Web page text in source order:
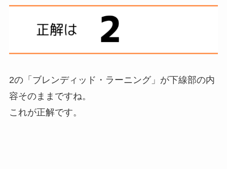
2の「ブレンディッド・ラーニング」が下線部の内
容そのままですね。
これが正解です。